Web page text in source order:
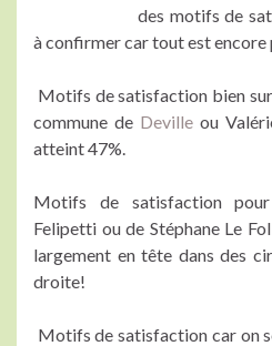
des motifs de
à confirmer car tout est encore
Motifs de satisfaction bien
commune de Deville ou
atteint 47%.
Motifs de satisfaction
Felipetti ou de Stéphane Le
largement en tête dans des
droite!
Motifs de satisfaction car on